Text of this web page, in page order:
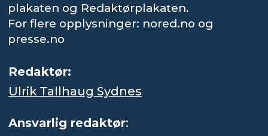
plakaten og Redaktørplakaten.
For flere opplysninger: nored.no og
presse.no
Redaktør:
Ulrik Tallhaug Sydnes
Ansvarlig redaktør: